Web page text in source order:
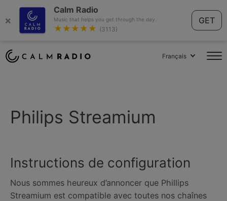
×
Calm Radio
Music that helps you get through the day.
★★★★★ (3113)
GET
Français
Philips Streamium
Instructions de configuration
Nous sommes heureux d’annoncer que Phillips
Streamium est compatible avec toutes nos chaînes